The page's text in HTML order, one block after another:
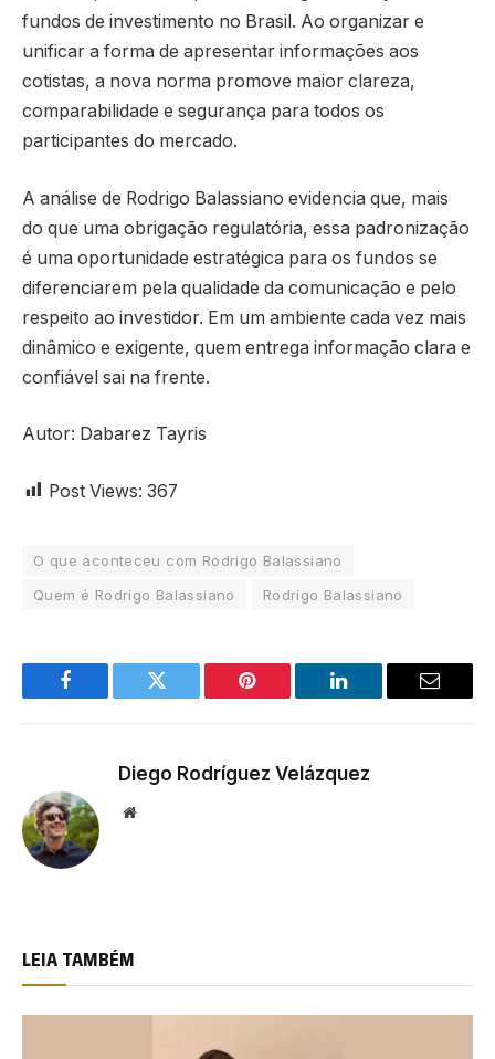
fundos de investimento no Brasil. Ao organizar e
unificar a forma de apresentar informações aos
cotistas, a nova norma promove maior clareza,
comparabilidade e segurança para todos os
participantes do mercado.
A análise de Rodrigo Balassiano evidencia que, mais
do que uma obrigação regulatória, essa padronização
é uma oportunidade estratégica para os fundos se
diferenciarem pela qualidade da comunicação e pelo
respeito ao investidor. Em um ambiente cada vez mais
dinâmico e exigente, quem entrega informação clara e
confiável sai na frente.
Autor: Dabarez Tayris
Post Views: 367
O que aconteceu com Rodrigo Balassiano
Quem é Rodrigo Balassiano
Rodrigo Balassiano
Facebook Twitter Pinterest LinkedIn Email
Diego Rodríguez Velázquez
Website
LEIA TAMBÉM